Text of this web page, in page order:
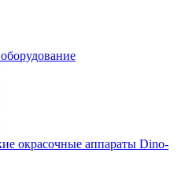
окрасочные аппараты Dino-